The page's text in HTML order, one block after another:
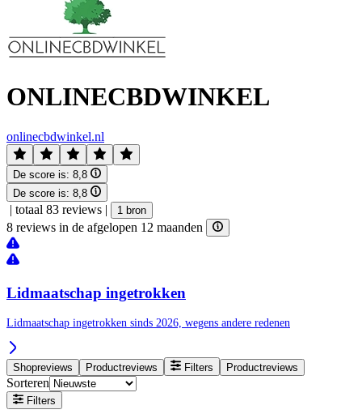
ONLINECBDWINKEL
onlinecbdwinkel.nl
De score is: 8,8
De score is: 8,8
| totaal 83 reviews | 1 bron
8 reviews in de afgelopen 12 maanden
Lidmaatschap ingetrokken
Lidmaatschap ingetrokken sinds 2026, wegens andere redenen
Shopreviews Productreviews Filters Productreviews
Sorteren
Filters